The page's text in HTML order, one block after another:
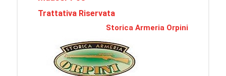
Trattativa Riservata
Storica Armeria Orpini